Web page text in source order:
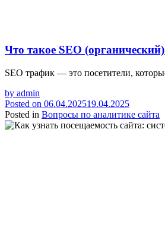
Что такое SEO
SEO трафик — это посетители,
by admin
Posted on 06.04.202519.04.2025
Posted in Вопросы по аналитике сайта